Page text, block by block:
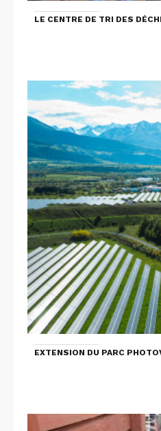
LE CENTRE DE TRI DES
EXTENSION DU PARC